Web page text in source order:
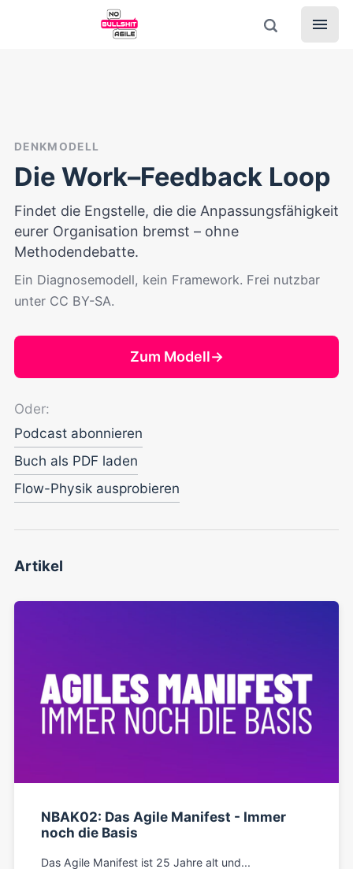
DENKMODELL
Die Work–Feedback Loop
Findet die Engstelle, die die Anpassungsfähigkeit
eurer Organisation bremst – ohne
Methodendebatte.
Ein Diagnosemodell, kein Framework. Frei nutzbar
unter CC BY-SA.
Zum Modell→
Oder:
Podcast abonnieren
Buch als PDF laden
Flow-Physik ausprobieren
Artikel
NBAK02: Das Agile Manifest - Immer
noch die Basis
Das Agile Manifest ist 25 Jahre alt und...